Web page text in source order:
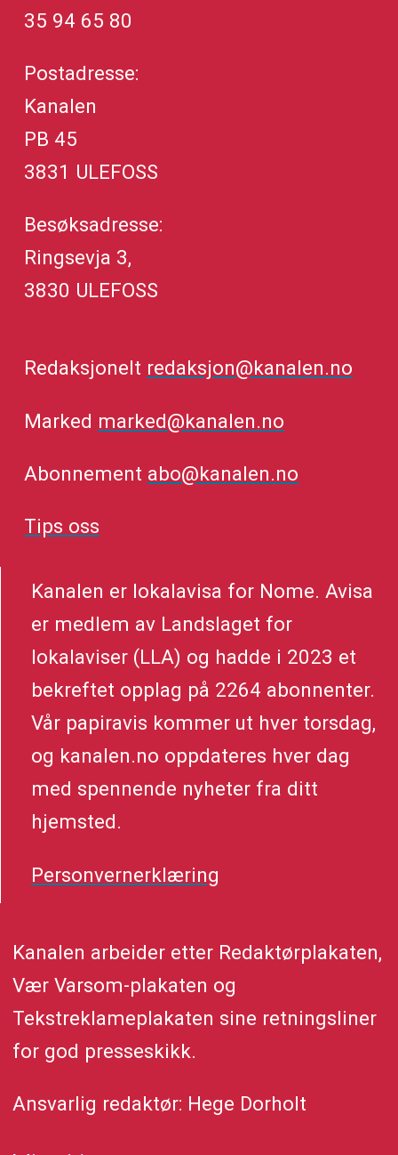
35 94 65 80
Postadresse:
Kanalen
PB 45
3831 ULEFOSS
Besøksadresse:
Ringsevja 3,
3830 ULEFOSS
Redaksjonelt redaksjon@kanalen.no
Marked marked@kanalen.no
Abonnement abo@kanalen.no
Tips oss
Kanalen er lokalavisa for Nome. Avisa
er medlem av Landslaget for
lokalaviser (LLA) og hadde i 2023 et
bekreftet opplag på 2264 abonnenter.
Vår papiravis kommer ut hver torsdag,
og kanalen.no oppdateres hver dag
med spennende nyheter fra ditt
hjemsted.
Personvernerklæring
Kanalen arbeider etter Redaktørplakaten,
Vær Varsom-plakaten og
Tekstreklameplakaten sine retningsliner
for god presseskikk.
Ansvarlig redaktør: Hege Dorholt